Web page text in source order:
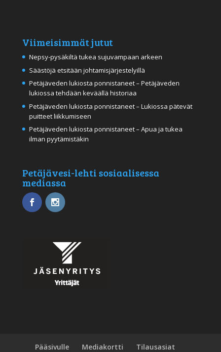
Viimeisimmät jutut
Nepsy-pysäkiltä tukea sujuvampaan arkeen
Säästöjä etsitään johtamisjärjestelyillä
Petäjäveden lukiosta ponnistaneet – Petäjäveden
lukiossa tehdään keväällä historiaa
Petäjäveden lukiosta ponnistaneet – Lukiossa pätevät
puitteet liikkumiseen
Petäjäveden lukiosta ponnistaneet – Apua ja tukea
ilman pyytämistäkin
Petäjävesi-lehti sosiaalisessa
mediassa
Pääsivulle Mediakortti Tilausasiat